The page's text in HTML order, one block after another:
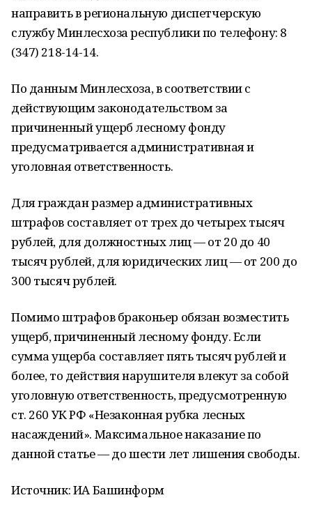
направить в региональную диспетчерскую
службу Минлесхоза республики по телефону: 8
(347) 218-14-14.
По данным Минлесхоза, в соответствии с
действующим законодательством за
причиненный ущерб лесному фонду
предусматривается административная и
уголовная ответственность.
Для граждан размер административных
штрафов составляет от трех до четырех тысяч
рублей, для должностных лиц — от 20 до 40
тысяч рублей, для юридических лиц — от 200 до
300 тысяч рублей.
Помимо штрафов браконьер обязан возместить
ущерб, причиненный лесному фонду. Если
сумма ущерба составляет пять тысяч рублей и
более, то действия нарушителя влекут за собой
уголовную ответственность, предусмотренную
ст. 260 УК РФ «Незаконная рубка лесных
насаждений». Максимальное наказание по
данной статье — до шести лет лишения свободы.
Источник: ИА Башинформ